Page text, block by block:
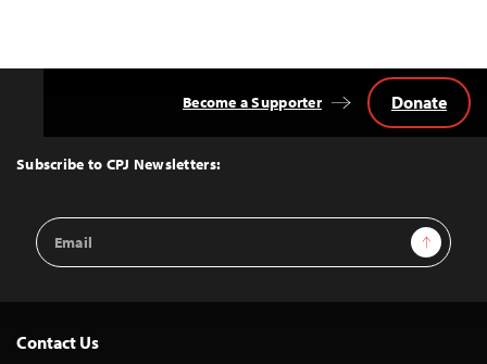
Top
Subscribe to CPJ Newsletters:
Email
Address
Sign Up
Become a Supporter Donate
Contact Us